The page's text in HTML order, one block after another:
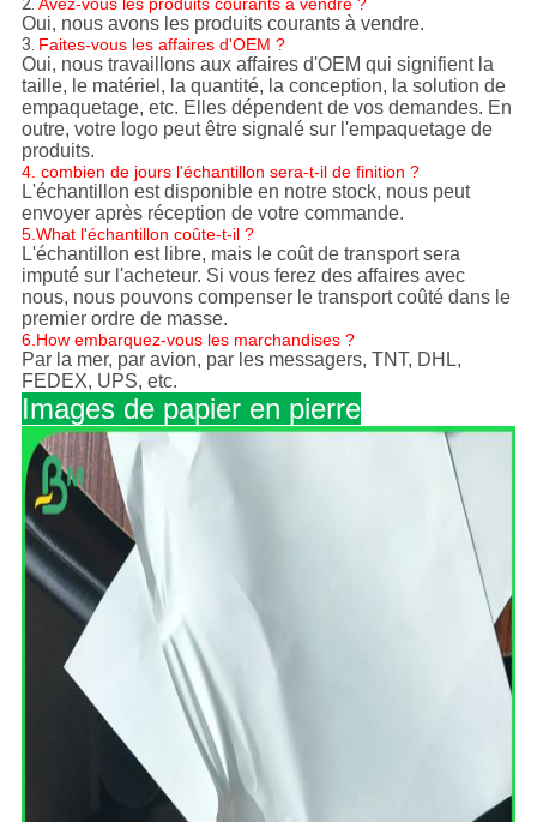
Oui, nous avons les produits courants à vendre.
3. Faites-vous les affaires d'OEM ?
Oui, nous travaillons aux affaires d'OEM qui signifient la
taille, le matériel, la quantité, la conception, la solution de
empaquetage, etc. Elles dépendent de vos demandes. En
outre, votre logo peut être signalé sur l'empaquetage de
produits.
4. combien de jours l'échantillon sera-t-il de finition ?
L'échantillon est disponible en notre stock, nous peut
envoyer après réception de votre commande.
5.What l'échantillon coûte-t-il ?
L'échantillon est libre, mais le coût de transport sera
imputé sur l'acheteur. Si vous ferez des affaires avec
nous, nous pouvons compenser le transport coûté dans le
premier ordre de masse.
6.How embarquez-vous les marchandises ?
Par la mer, par avion, par les messagers, TNT, DHL,
FEDEX, UPS, etc.
Images de papier en pierre